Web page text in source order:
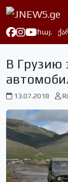
հայ.
В Грузию
13.07.2018